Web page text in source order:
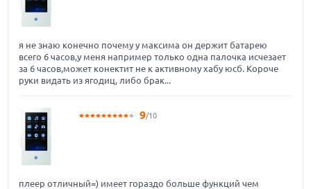
я не знаю конечно почему у максима он держит батарею
всего 6 часов,у меня например только одна палочка исчезает
за 6 часов,может конектит не к активному хабу юсб. Короче
руки видать из ягодиц, либо брак...
9/10
плеер отличный=) имеет гораздо больше функций чем